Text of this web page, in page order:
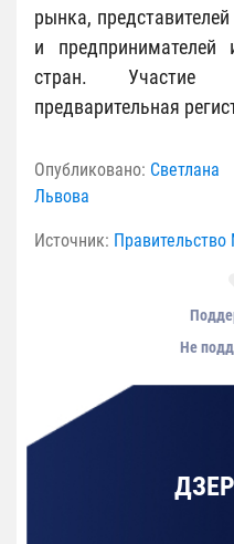
рынка,
и
стран. Участие
предварительная
Опубликовано: Светлана
Львова
Источник: Правительство
Не